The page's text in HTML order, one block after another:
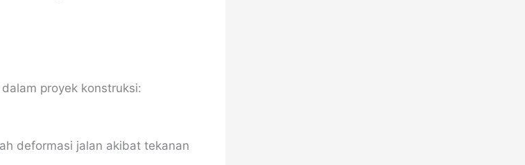
proyek konstruksi:
deformasi jalan akibat tekanan